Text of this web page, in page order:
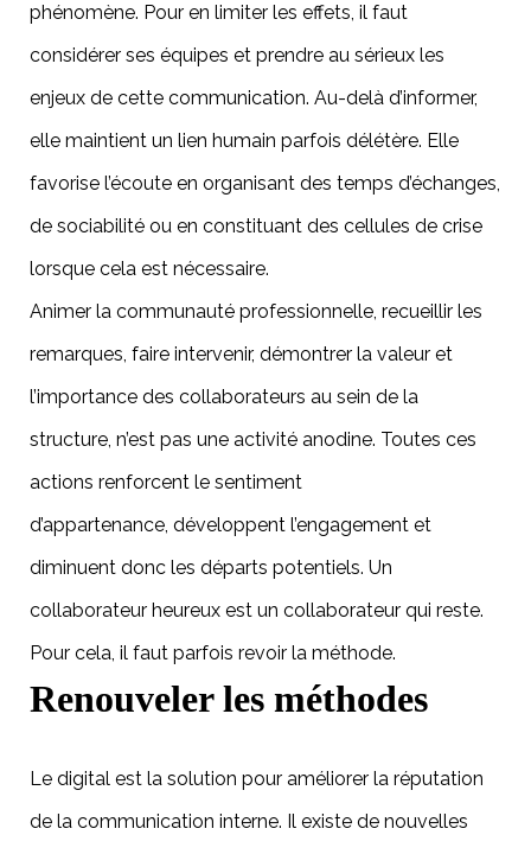
phénomène. Pour en limiter les effets, il faut
considérer ses équipes et prendre au sérieux les
enjeux de cette communication. Au-delà d’informer,
elle maintient un lien humain parfois délétère. Elle
favorise l’écoute en organisant des temps d’échanges,
de sociabilité ou en constituant des cellules de crise
lorsque cela est nécessaire.
Animer la communauté professionnelle, recueillir les
remarques, faire intervenir, démontrer la valeur et
l’importance des collaborateurs au sein de la
structure, n’est pas une activité anodine. Toutes ces
actions renforcent le sentiment
d’appartenance, développent l’engagement et
diminuent donc les départs potentiels. Un
collaborateur heureux est un collaborateur qui reste.
Pour cela, il faut parfois revoir la méthode.
Renouveler les méthodes
Le digital est la solution pour améliorer la réputation
de la communication interne. Il existe de nouvelles